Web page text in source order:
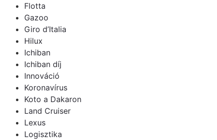
Flotta
Gazoo
Giro d’Italia
Hilux
Ichiban
Ichiban díj
Innováció
Koronavírus
Koto a Dakaron
Land Cruiser
Lexus
Logisztika